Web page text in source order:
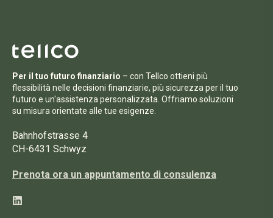
Per il tuo futuro finanziario – con Tellco ottieni più
flessibilità nelle decisioni finanziarie, più sicurezza per il tuo
futuro e un'assistenza personalizzata. Offriamo soluzioni
su misura orientate alle tue esigenze.
Bahnhofstrasse 4
CH-6431 Schwyz
Prenota ora un appuntamento di consulenza